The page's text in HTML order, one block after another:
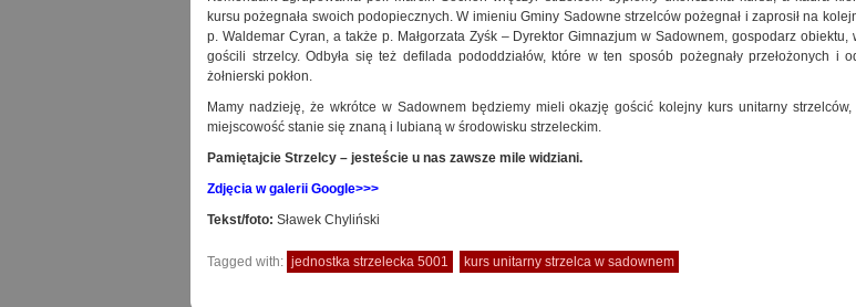
kursu pożegnała swoich podopiecznych. W imieniu Gminy Sadowne strzelców pożegnał i zaprosił na
p. Waldemar Cyran, a także p. Małgorzata Zyśk – Dyrektor Gimnazjum w Sadownem, gospodarz obiektu,
gościli strzelcy. Odbyła się też defilada pododdziałów, które w ten sposób pożegnały przełożonych i
żołnierski pokłon.
Mamy nadzieję, że wkrótce w Sadownem będziemy mieli okazję gościć kolejny kurs unitarny
miejscowość stanie się znaną i lubianą w środowisku strzeleckim.
Pamiętajcie Strzelcy – jesteście u nas zawsze mile widziani.
Zdjęcia w galerii Google>>>
Tekst/foto: Sławek Chyliński
Tagged with: jednostka strzelecka 5001 kurs unitarny strzelca w sadownem